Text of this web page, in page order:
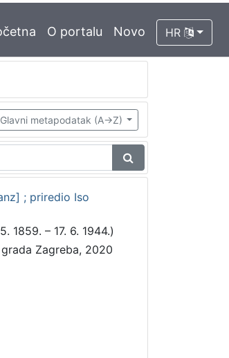
O portalu Novo HR
Glavni metapodatak (A->Z)
; priredio Iso
1859. – 17. 6. 1944.)
Zagreba, 2020